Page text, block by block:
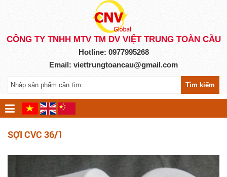
CÔNG TY TNHH MTV TM DV VIỆT TRUNG TOÀN CẦU
Hotline: 0977995268
Email: viettrungtoancau@gmail.com
Tìm kiếm
SỢI CVC 36/1